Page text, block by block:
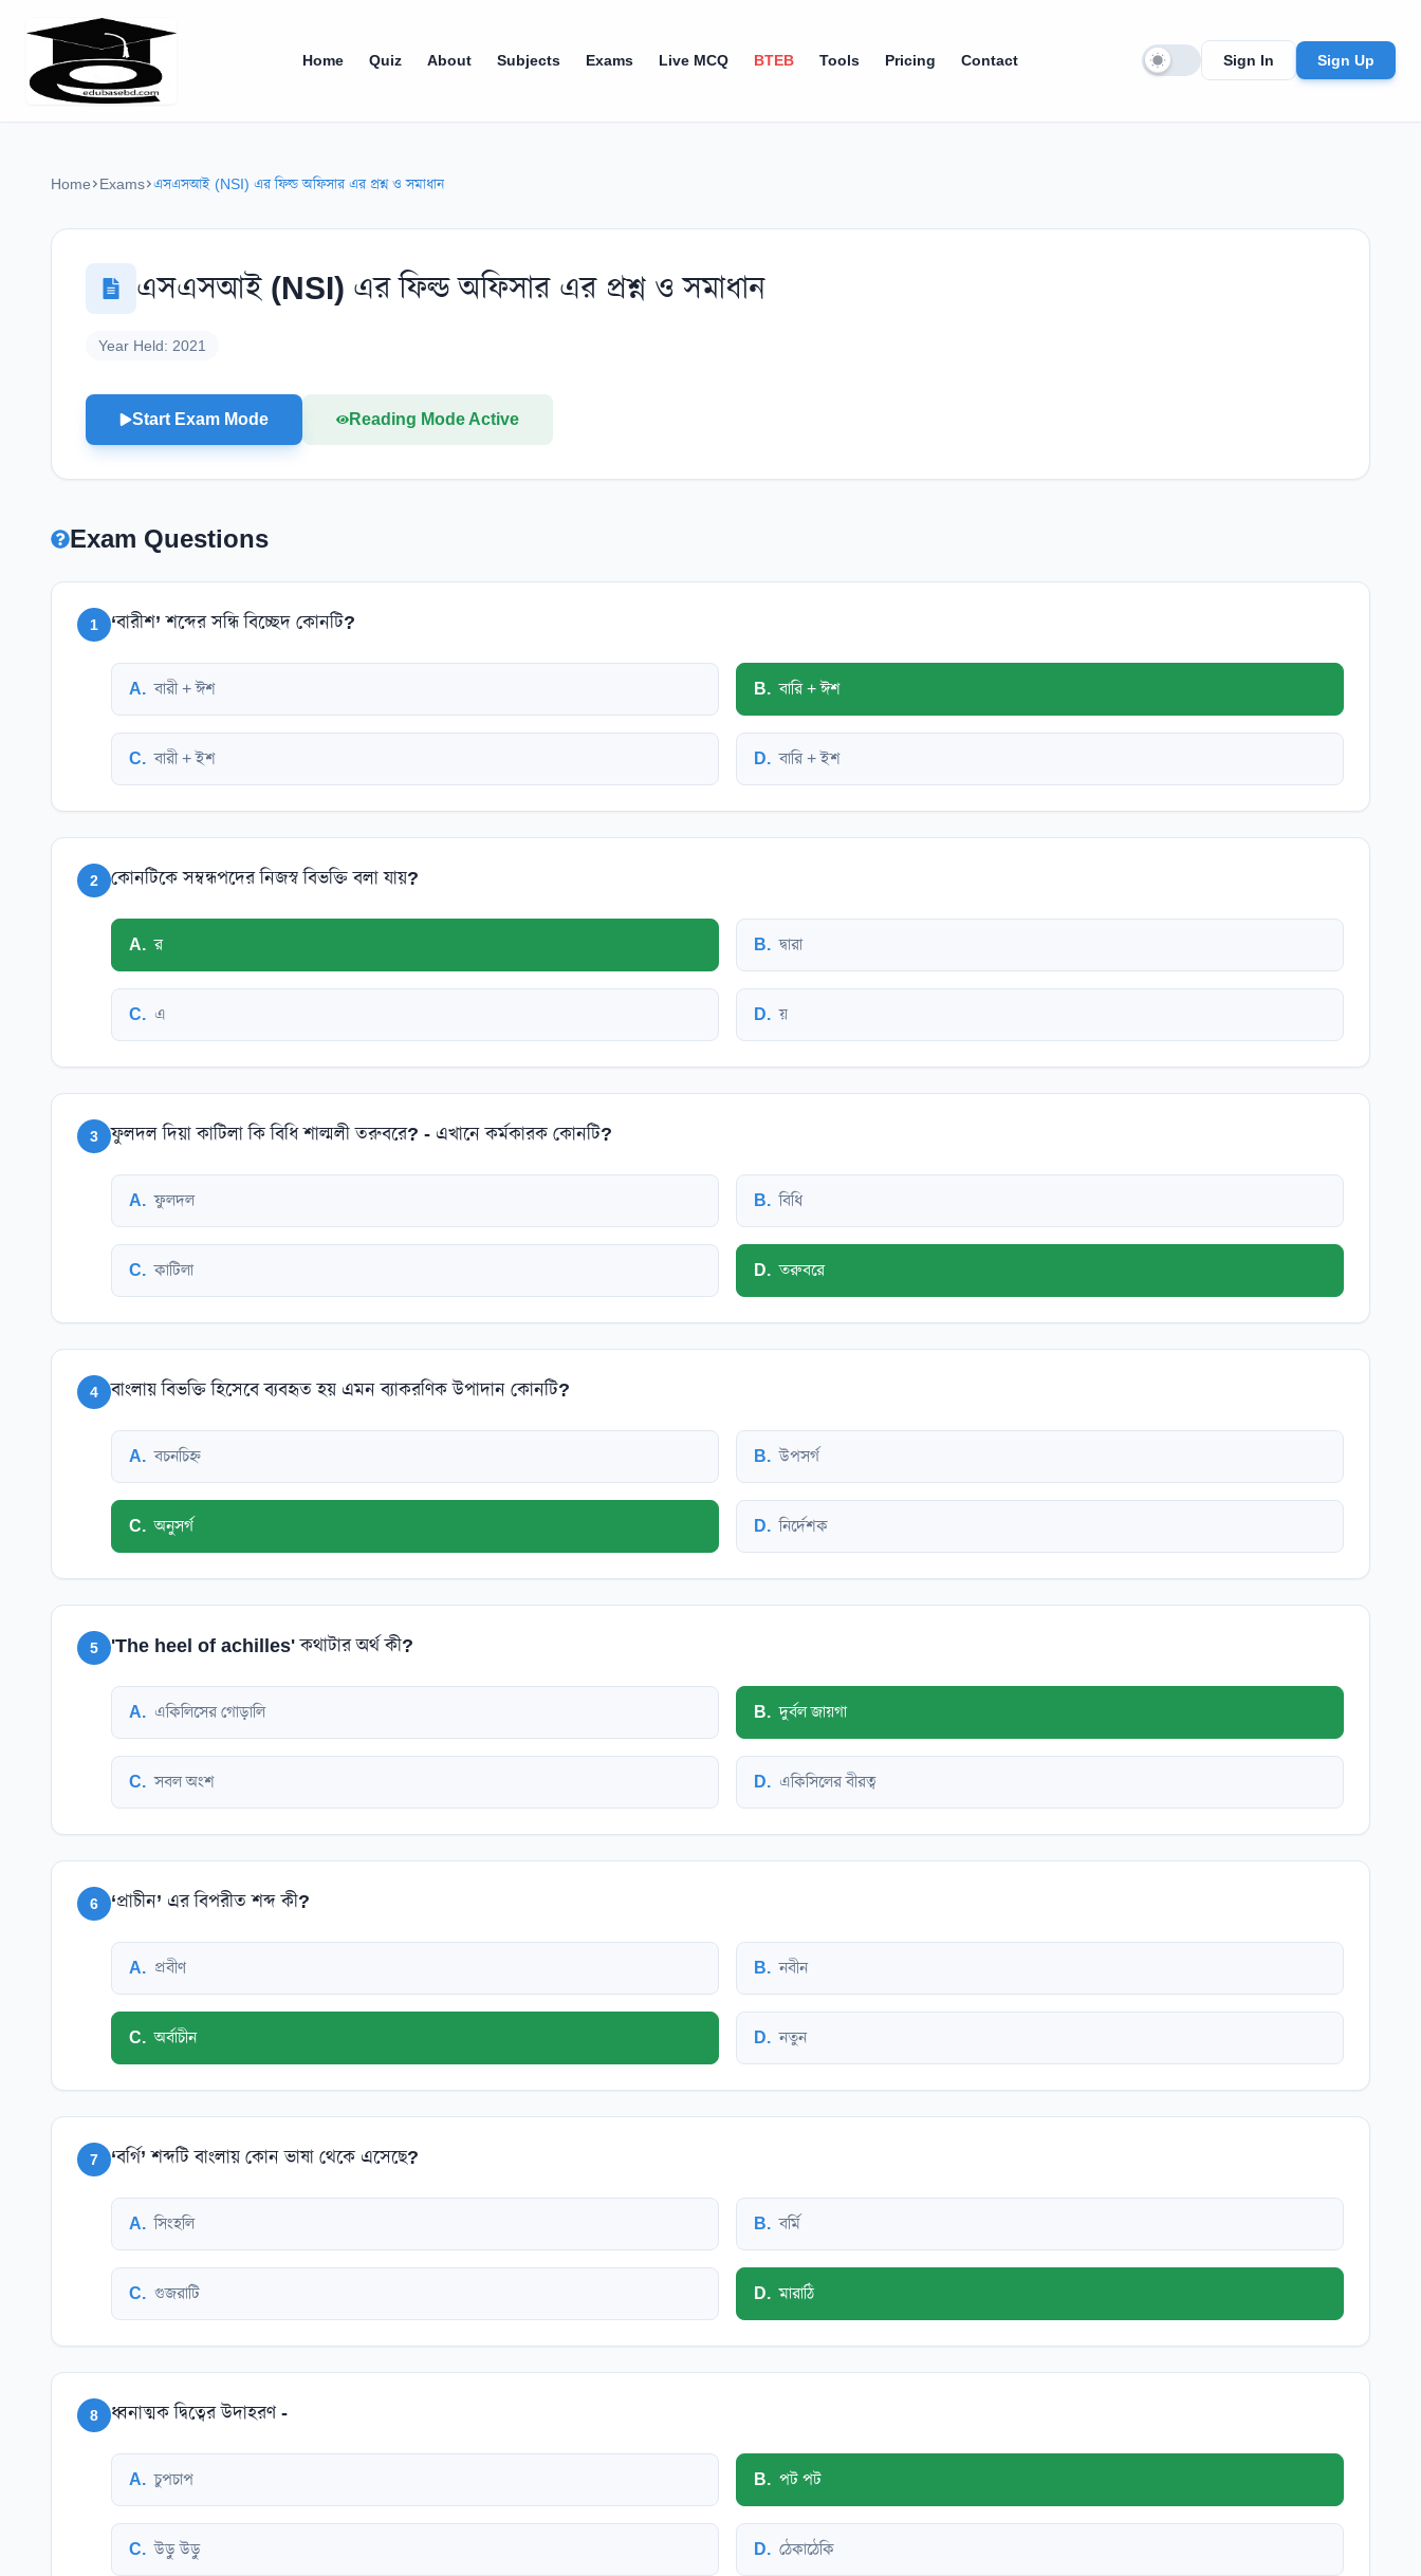
Home Quiz About Subjects Exams Live MCQ BTEB Tools Pricing Contact Sign In Sign Up
Home Exams এসএসআই (NSI) এর ফিল্ড অফিসার এর প্রশ্ন ও সমাধান
এসএসআই (NSI) এর ফিল্ড অফিসার এর প্রশ্ন ও সমাধান
Year Held: 2021
Start Exam Mode Reading Mode Active
Exam Questions
1 ‘বারীশ’ শব্দের সন্ধি বিচ্ছেদ কোনটি?
A. বারী + ঈশ B. বারি + ঈশ
C. বারী + ইশ D. বারি + ইশ
2 কোনটিকে সম্বন্ধপদের নিজস্ব বিভক্তি বলা যায়?
A. র B. দ্বারা
C. এ D. য়
3 ফুলদল দিয়া কাটিলা কি বিধি শাল্মলী তরুবরে? - এখানে কর্মকারক কোনটি?
A. ফুলদল B. বিধি
C. কাটিলা D. তরুবরে
4 বাংলায় বিভক্তি হিসেবে ব্যবহৃত হয় এমন ব্যাকরণিক উপাদান কোনটি?
A. বচনচিহ্ন B. উপসর্গ
C. অনুসর্গ D. নির্দেশক
5 'The heel of achilles' কথাটার অর্থ কী?
A. একিলিসের গোড়ালি B. দুর্বল জায়গা
C. সবল অংশ D. একিসিলের বীরত্ব
6 ‘প্রাচীন’ এর বিপরীত শব্দ কী?
A. প্রবীণ B. নবীন
C. অর্বাচীন D. নতুন
7 ‘বর্গি’ শব্দটি বাংলায় কোন ভাষা থেকে এসেছে?
A. সিংহলি B. বর্মি
C. গুজরাটি D. মারাঠি
8 ধ্বনাত্মক দ্বিত্বের উদাহরণ -
A. চুপচাপ B. পট পট
C. উড়ু উড়ু D. ঠেকাঠেকি